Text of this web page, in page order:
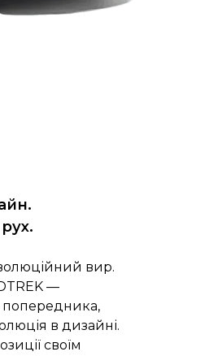
вир.
—
попередника,
в дизайні.
своїм